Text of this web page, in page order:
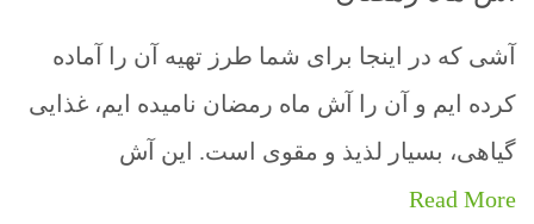
آشی که در اینجا برای شما طرز تهیه آن را آماده
کرده ایم و آن را آش ماه رمضان نامیده ایم، غذایی
گیاهی، بسیار لذیذ و مقوی است. این آش
Read More